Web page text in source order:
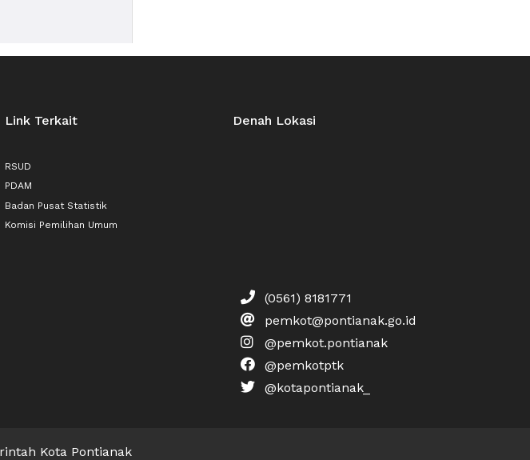
Link Terkait
RSUD
PDAM
Badan Pusat Statistik
Komisi Pemilihan Umum
Denah Lokasi
(0561) 8181771
pemkot@pontianak.go.id
@pemkot.pontianak
@pemkotptk
@kotapontianak_
Kota Pontianak